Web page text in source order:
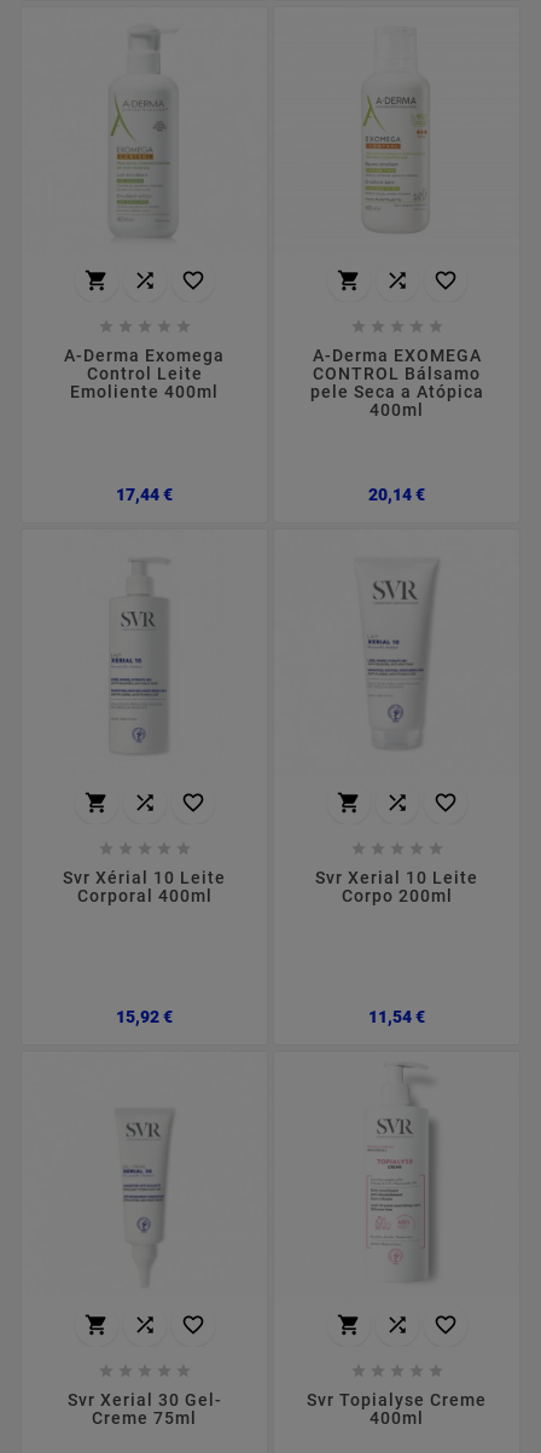
  
    
A-Derma Exomega
Control Leite
Emoliente 400ml
17,44 €Preço
  
    
A-Derma EXOMEGA
CONTROL Bálsamo
pele Seca a Atópica
400ml
20,14 €Preço
  
    
Svr Xérial 10 Leite
Corporal 400ml
15,92 €Preço
  
    
Svr Xerial 10 Leite
Corpo 200ml
11,54 €Preço
  
    
Svr Xerial 30 Gel-
Creme 75ml
  
    
Svr Topialyse Creme
400ml